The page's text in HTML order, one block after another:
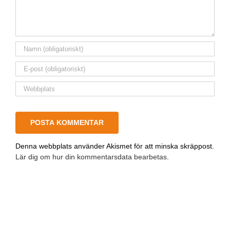
Denna webbplats använder Akismet för att minska skräppost.
Lär dig om hur din kommentarsdata bearbetas